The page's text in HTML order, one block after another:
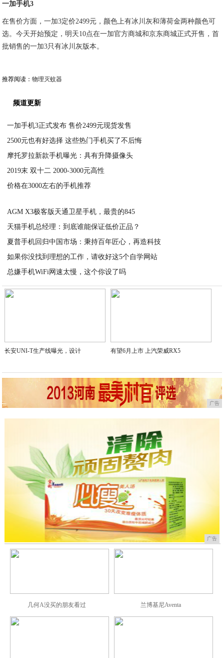
一加手机3
在售价方面，一加3定价2499元，颜色上有冰川灰和薄荷金两种颜色可
选。今天开始预定，明天10点在一加官方商城和京东商城正式开售，首
批销售的一加3只有冰川灰版本。
推荐阅读：物理灭蚊器
频道更新
一加手机3正式发布 售价2499元现货发售
2500元也有好选择 这些热门手机买了不后悔
摩托罗拉新款手机曝光：具有升降摄像头
2019末 双十二 2000-3000元高性
价格在3000左右的手机推荐
AGM X3极客版天通卫星手机，最贵的845
天猫手机总经理：到底谁能保证低价正品？
夏普手机回归中国市场：秉持百年匠心，再造科技
如果你没找到理想的工作，请收好这5个自学网站
总嫌手机WiFi网速太慢，这个你设了吗
2020-06-05
长安UNI-T生产线曝光，设计 有望6月上市 上汽荣威RX5
广告
广告
几何A没买的朋友看过 兰博基尼Aventa